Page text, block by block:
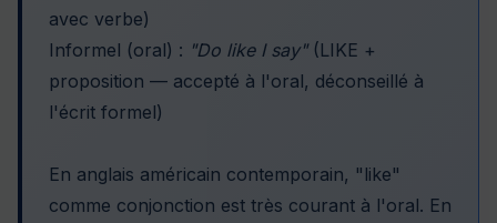
avec verbe)
Informel (oral) : "Do like I say"(LIKE +
proposition — accepté à l'oral, déconseillé à
l'écrit formel)
En anglais américain contemporain, "like"
comme conjonction est très courant à l'oral. En